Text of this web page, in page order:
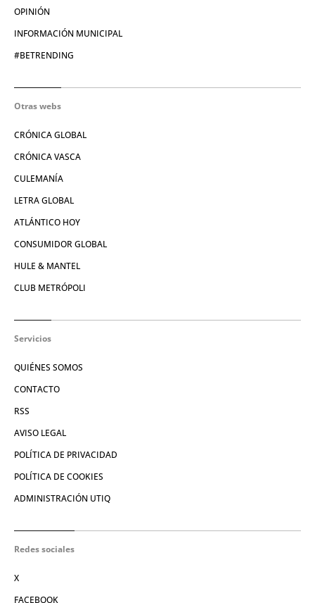
OPINIÓN
INFORMACIÓN MUNICIPAL
#BETRENDING
Otras webs
CRÓNICA GLOBAL
CRÓNICA VASCA
CULEMANÍA
LETRA GLOBAL
ATLÁNTICO HOY
CONSUMIDOR GLOBAL
HULE & MANTEL
CLUB METRÓPOLI
Servicios
QUIÉNES SOMOS
CONTACTO
RSS
AVISO LEGAL
POLÍTICA DE PRIVACIDAD
POLÍTICA DE COOKIES
ADMINISTRACIÓN UTIQ
Redes sociales
X
FACEBOOK